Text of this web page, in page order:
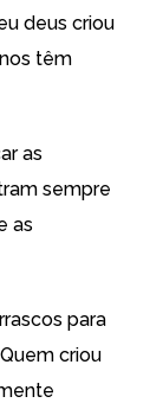
deus criou
têm
as
sempre
as
para
criou